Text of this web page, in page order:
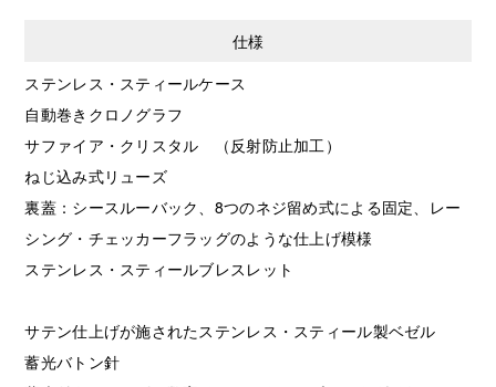
仕様
ステンレス・スティールケース
自動巻きクロノグラフ
サファイア・クリスタル （反射防止加工）
ねじ込み式リューズ
裏蓋：シースルーバック、8つのネジ留め式による固定、レー
シング・チェッカーフラッグのような仕上げ模様
ステンレス・スティールブレスレット
サテン仕上げが施されたステンレス・スティール製ベゼル
蓄光バトン針